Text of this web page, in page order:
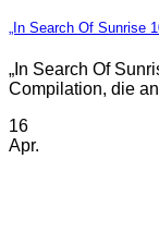
„In Search Of Sunrise
„In Search Of
Compilation, die
16
Apr.